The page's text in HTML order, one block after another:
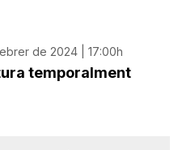
de 2024 | 17:00h
temporalment